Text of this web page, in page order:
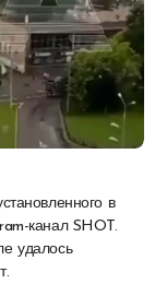
канал SHOT.
удалось